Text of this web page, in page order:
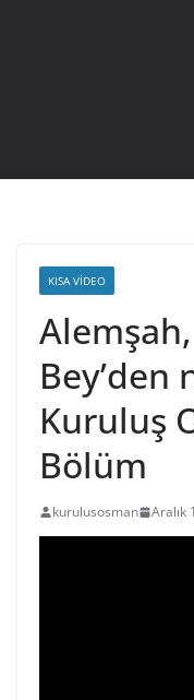
KISA VIDEO
Bey’den
Kuruluş
Bölüm
kurulusosman Aralık